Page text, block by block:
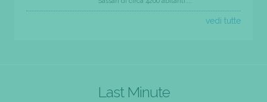
vedi tutte
Last Minute